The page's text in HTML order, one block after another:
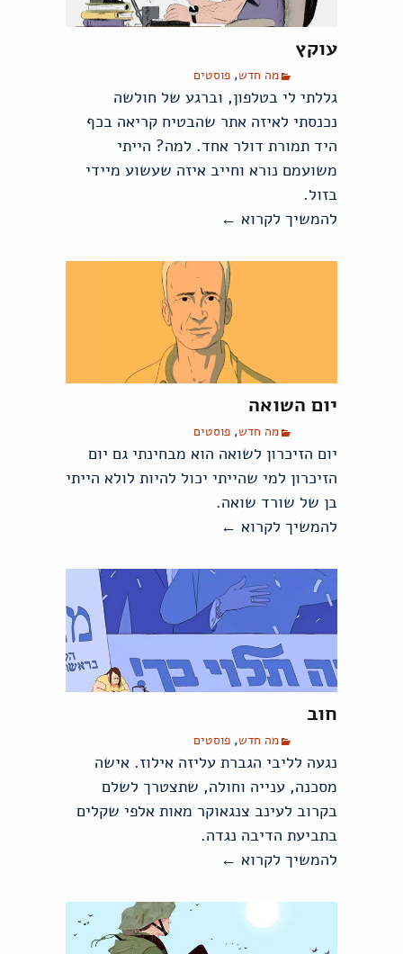
עוקץ
מה חדש, פוסטים
גללתי לי בטלפון, וברגע של חולשה
נכנסתי לאיזה אתר שהבטיח קריאה בכף
היד תמורת דולר אחד. למה? הייתי
משועמם נורא וחייב איזה שעשוע מיידי
בזול.
להמשיך לקרוא עוקץ
←
יום השואה
מה חדש, פוסטים
יום הזיכרון לשואה הוא מבחינתי גם יום
הזיכרון למי שהייתי יכול להיות לולא הייתי
בן של שורד שואה.
להמשיך לקרוא יום השואה
←
חוב
מה חדש, פוסטים
נגעה לליבי הגברת עליזה אילוז. אישה
מסכנה, ענייה וחולה, שתצטרך לשלם
בקרוב לעינב צנגאוקר מאות אלפי שקלים
בתביעת הדיבה נגדה.
להמשיך לקרוא חוב
←